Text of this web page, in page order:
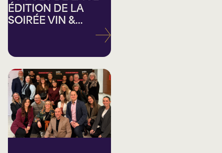
ÉDITION DE LA
SOIRÉE VIN &...